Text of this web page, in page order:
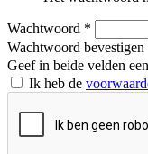
Wachtwoord *
Wachtwoord bevestigen
Geef in beide velden
Ik heb de